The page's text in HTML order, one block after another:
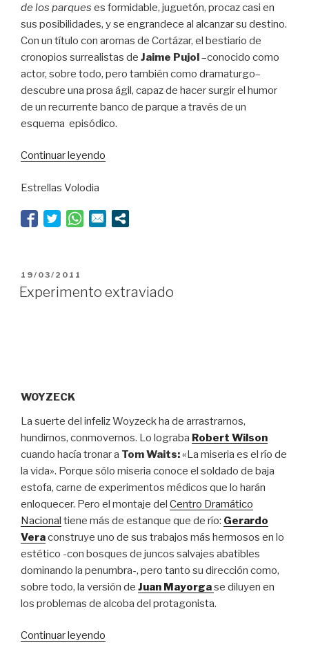
de los parques es formidable, juguetón, procaz casi en
sus posibilidades, y se engrandece al alcanzar su destino.
Con un título con aromas de Cortázar, el bestiario de
cronopios surrealistas de Jaime Pujol–conocido como
actor, sobre todo, pero también como dramaturgo–
descubre una prosa ágil, capaz de hacer surgir el humor
de un recurrente banco de parque a través de un
esquema episódico.
Continuar leyendo
Estrellas Volodia
PUBLICADO
EL
19/03/2011
Experimento extraviado
WOYZECK
La suerte del infeliz Woyzeck ha de arrastrarnos,
hundirnos, conmovernos. Lo lograba Robert Wilson
cuando hacía tronar a Tom Waits:«La miseria es el río de
la vida». Porque sólo miseria conoce el soldado de baja
estofa, carne de experimentos médicos que lo harán
enloquecer. Pero el montaje del Centro Dramático
Nacional tiene más de estanque que de río: Gerardo
Veraconstruye uno de sus trabajos más hermosos en lo
estético -con bosques de juncos salvajes abatibles
dominando la penumbra-, pero tanto su dirección como,
sobre todo, la versión de Juan Mayorgase diluyen en
los problemas de alcoba del protagonista.
Continuar leyendo